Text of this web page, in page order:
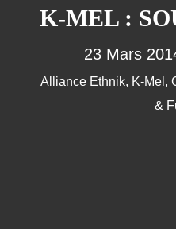
23 Mars
Alliance Ethnik, K-Mel ,
&
Contact